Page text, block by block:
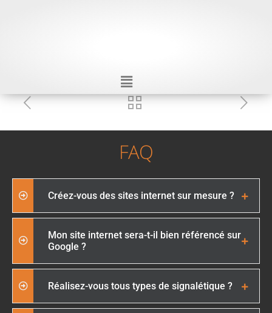
FAQ
Créez-vous des sites internet sur mesure ?
Mon site internet sera-t-il bien référencé sur
Google ?
Réalisez-vous tous types de signalétique ?